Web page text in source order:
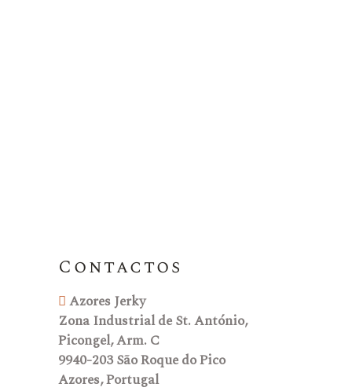
Contactos
Azores Jerky
Zona Industrial de St. António,
Picongel, Arm. C
9940-203 São Roque do Pico
Azores, Portugal